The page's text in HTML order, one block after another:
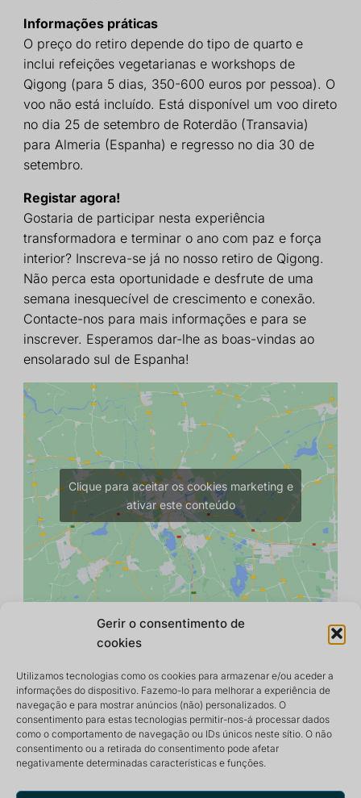
Gerir o consentimento de
cookies
Utilizamos tecnologias como os cookies para armazenar e/ou aceder a
informações do dispositivo. Fazemo-lo para melhorar a experiência de
navegação e para mostrar anúncios (não) personalizados. O
consentimento para estas tecnologias permitir-nos-á processar dados
como o comportamento de navegação ou IDs únicos neste sítio. O não
consentimento ou a retirada do consentimento pode afetar
negativamente determinadas características e funções.
Informações práticas
O preço do retiro depende do tipo de quarto e
inclui refeições vegetarianas e workshops de
Qigong (para 5 dias, 350-600 euros por pessoa). O
voo não está incluído. Está disponível um voo direto
no dia 25 de setembro de Roterdão (Transavia)
para Almeria (Espanha) e regresso no dia 30 de
setembro.
Registar agora!
Gostaria de participar nesta experiência
transformadora e terminar o ano com paz e força
interior? Inscreva-se já no nosso retiro de Qigong.
Não perca esta oportunidade e desfrute de uma
semana inesquecível de crescimento e conexão.
Contacte-nos para mais informações e para se
inscrever. Esperamos dar-lhe as boas-vindas ao
ensolarado sul de Espanha!
Clique para aceitar os cookies marketing e
ativar este conteúdo